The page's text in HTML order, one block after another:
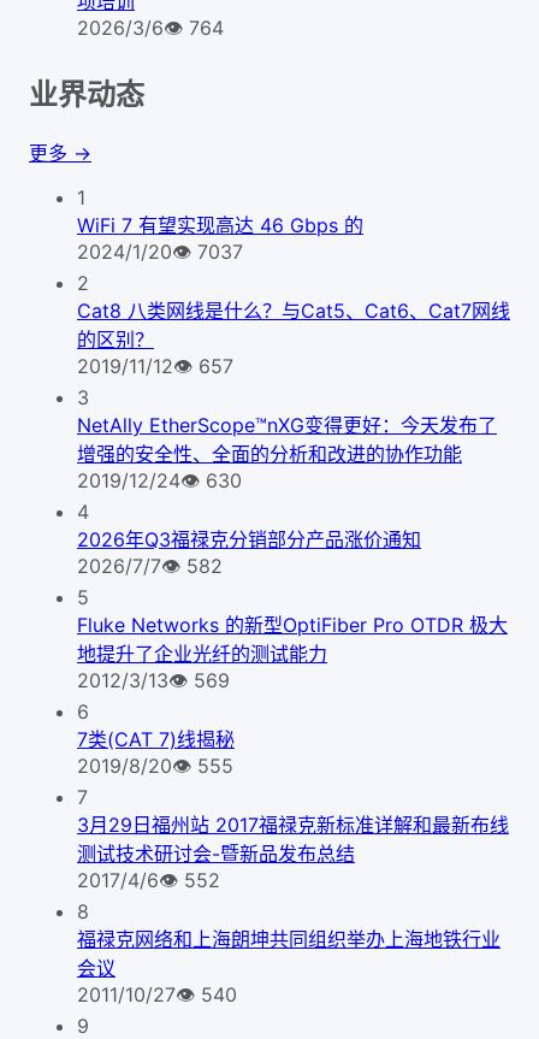
2026/3/6👁 764
业界动态
更多 →
1
WiFi 7 有望实现高达 46 Gbps 的
2024/1/20👁 7037
2
Cat8 八类网线是什么？与Cat5、Cat6、Cat7网线
的区别？
2019/11/12👁 657
3
NetAlly EtherScope™nXG变得更好：今天发布了
增强的安全性、全面的分析和改进的协作功能
2019/12/24👁 630
4
2026年Q3福禄克分销部分产品涨价通知
2026/7/7👁 582
5
Fluke Networks 的新型OptiFiber Pro OTDR 极大
地提升了企业光纤的测试能力
2012/3/13👁 569
6
7类(CAT 7)线揭秘
2019/8/20👁 555
7
3月29日福州站 2017福禄克新标准详解和最新布线
测试技术研讨会-暨新品发布总结
2017/4/6👁 552
8
福禄克网络和上海朗坤共同组织举办上海地铁行业
会议
2011/10/27👁 540
9